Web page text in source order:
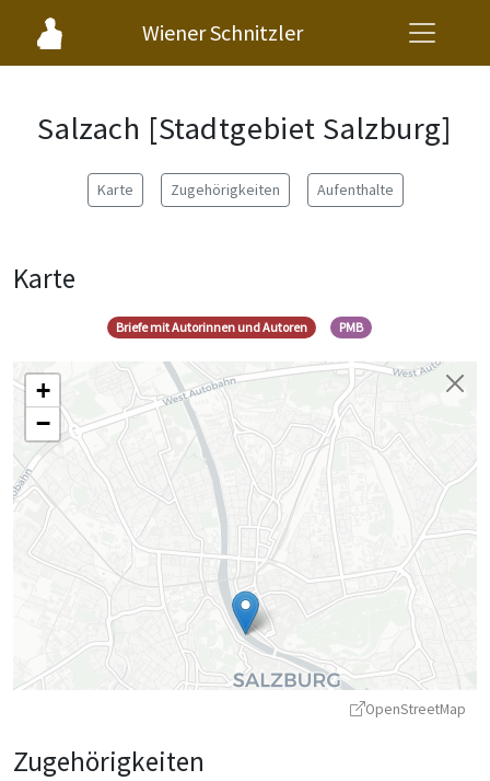
Wiener Schnitzler
Salzach [Stadtgebiet Salzburg]
Karte Zugehörigkeiten Aufenthalte
Karte
Briefe mit Autorinnen und Autoren PMB
+
−
OpenStreetMap
Zugehörigkeiten